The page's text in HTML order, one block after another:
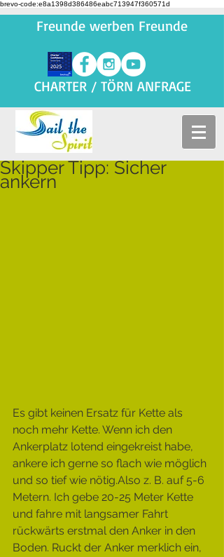
brevo-code:e8a1398d386486eabc713947f360571d
Freunde werben Freunde
CHARTER / TÖRN ANFRAGE
Skipper Tipp: Sicher
ankern
Es gibt keinen Ersatz für Kette als
noch mehr Kette. Wenn ich den
Ankerplatz lotend eingekreist habe,
ankere ich gerne so flach wie möglich
und so tief wie nötig.Also z. B. auf 5-6
Metern. Ich gebe 20-25 Meter Kette
und fahre mit langsamer Fahrt
rückwärts erstmal den Anker in den
Boden. Ruckt der Anker merklich ein,